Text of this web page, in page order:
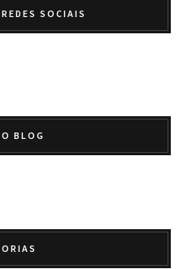
SOCIAIS
BLOG